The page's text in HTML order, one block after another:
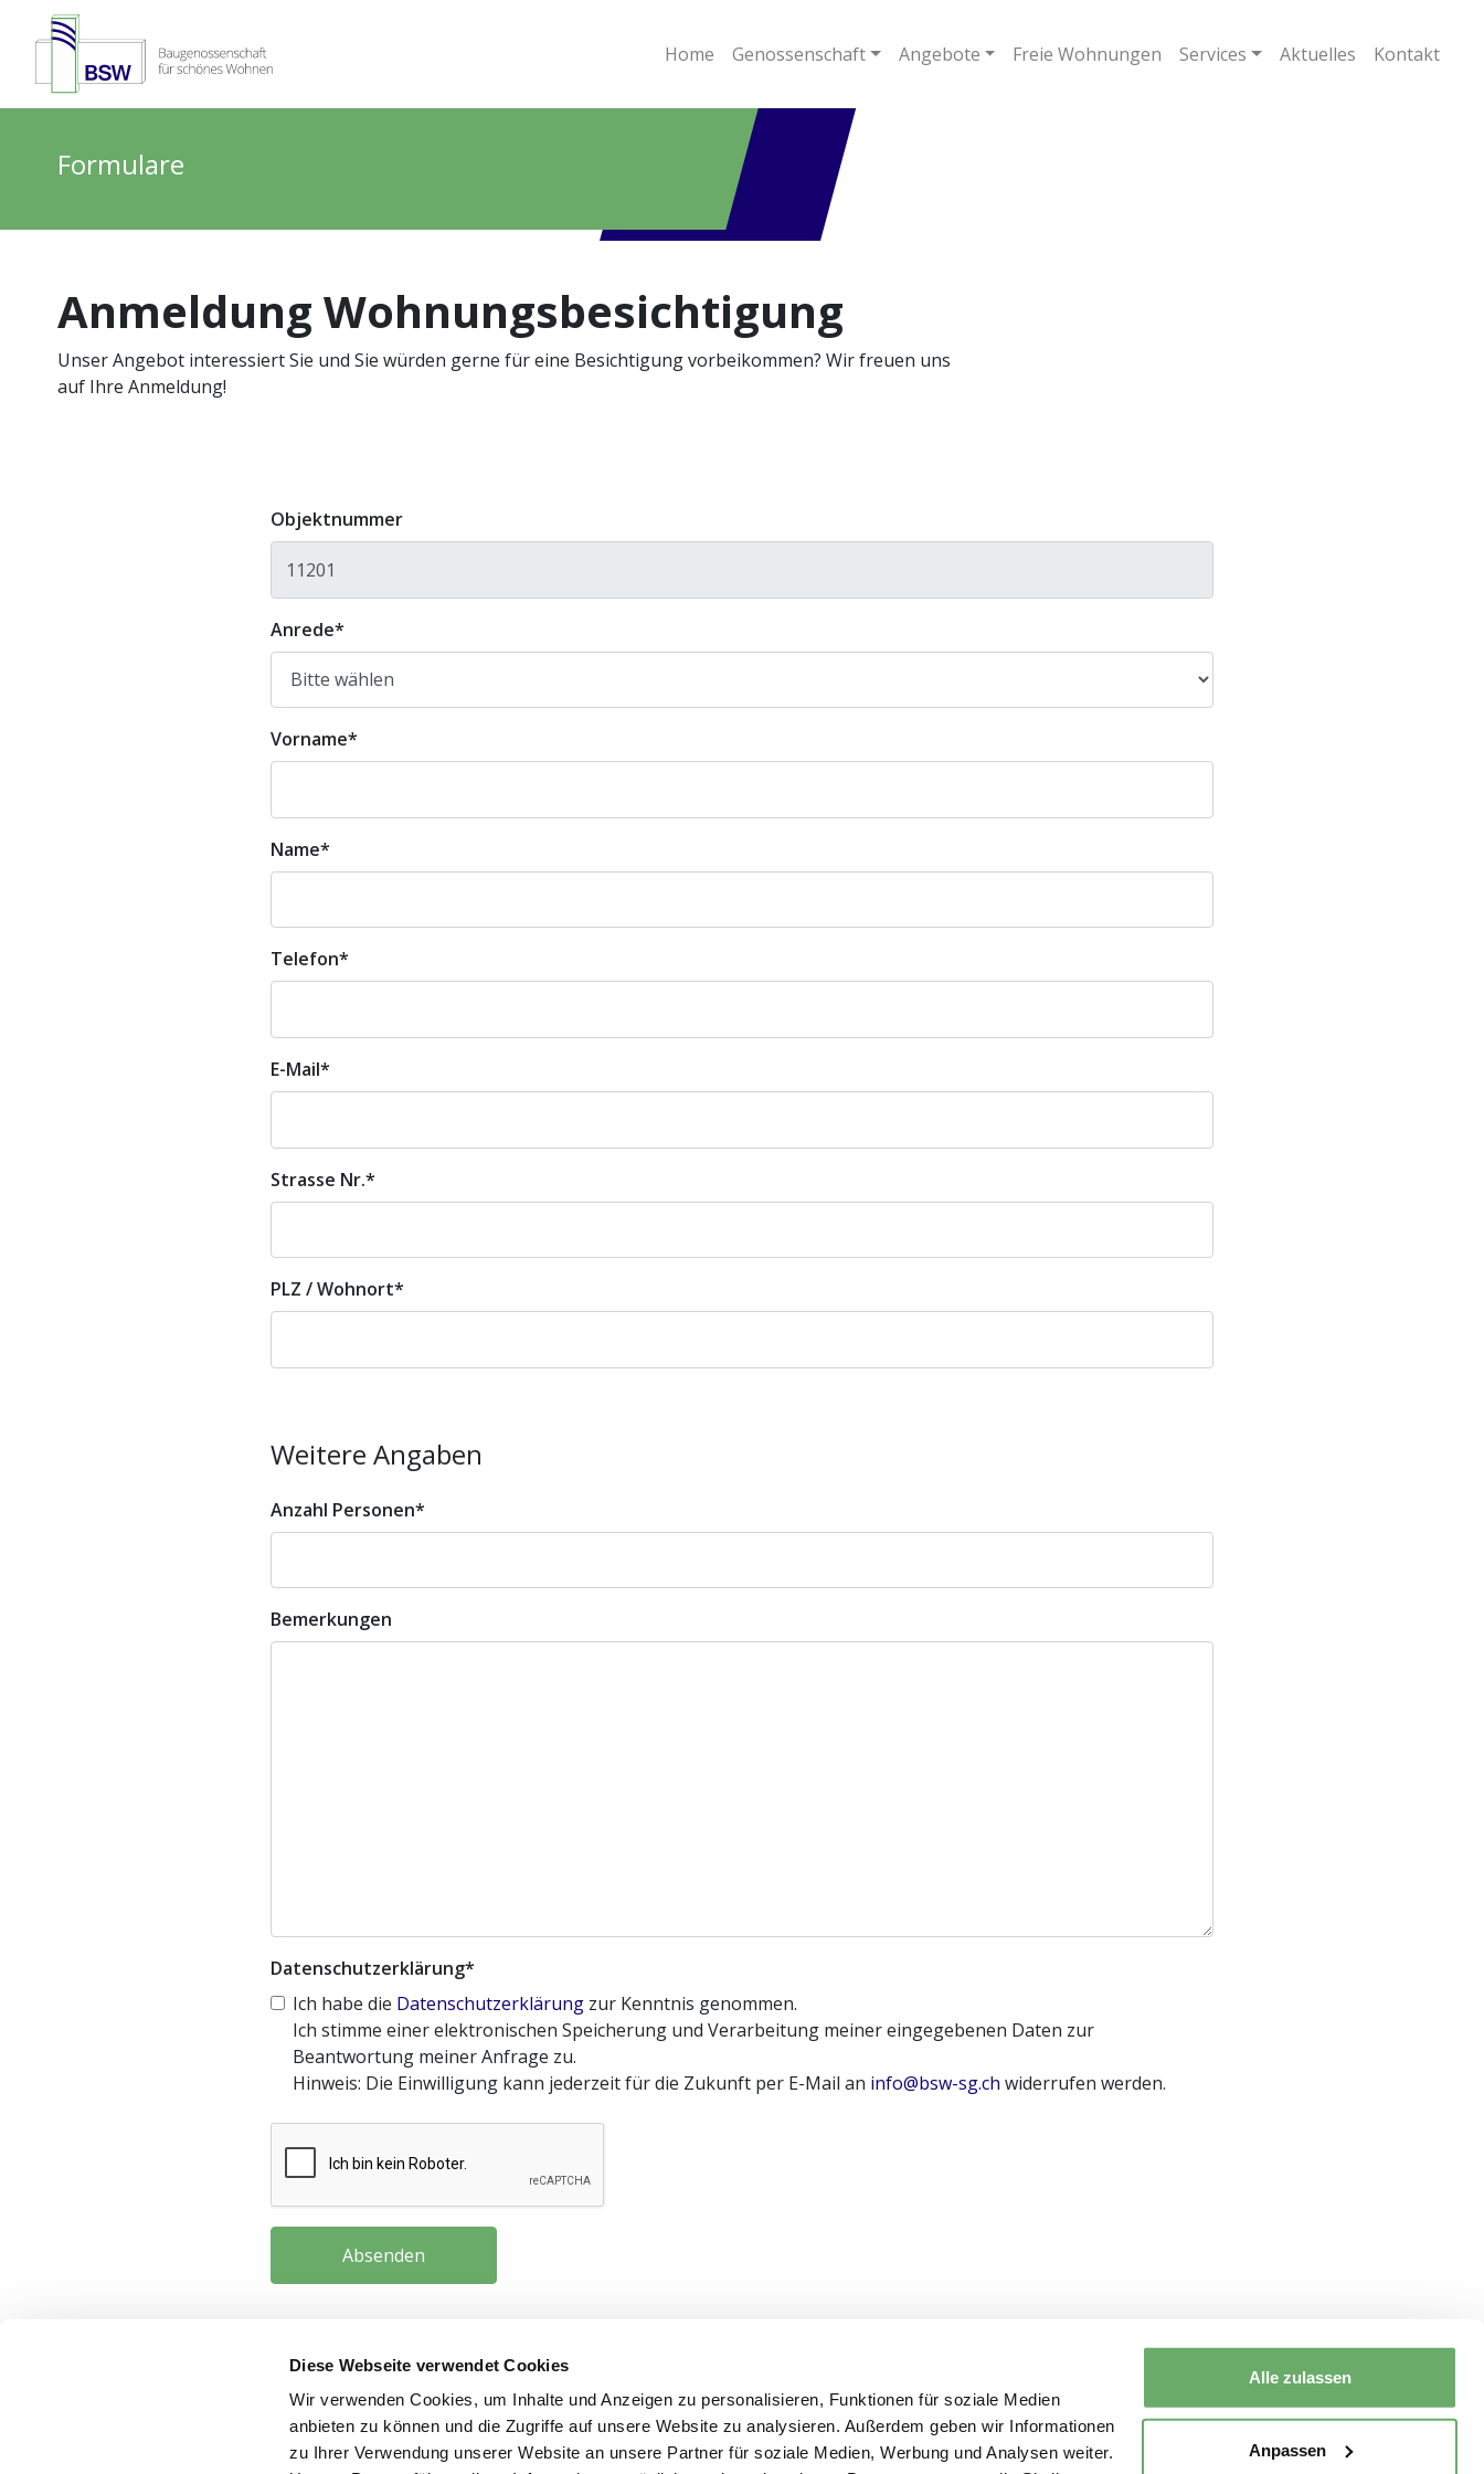
Diese Webseite verwendet Cookies
Wir verwenden Cookies, um Inhalte und Anzeigen zu personalisieren, Funktionen für soziale Medien
anbieten zu können und die Zugriffe auf unsere Website zu analysieren. Außerdem geben wir Informationen
zu Ihrer Verwendung unserer Website an unsere Partner für soziale Medien, Werbung und Analysen weiter.
Alle zulassen
Anpassen
Home Genossenschaft Angebote Freie Wohnungen Services Aktuelles Kontakt
Formulare
Anmeldung Wohnungsbesichtigung
Unser Angebot interessiert Sie und Sie würden gerne für eine Besichtigung vorbeikommen? Wir freuen uns
auf Ihre Anmeldung!
Objektnummer
Anrede*
Vorname*
Name*
Telefon*
E-Mail*
Strasse Nr.*
PLZ / Wohnort*
Weitere Angaben
Anzahl Personen*
Bemerkungen
Datenschutzerklärung*
Ich habe die Datenschutzerklärung zur Kenntnis genommen.
Ich stimme einer elektronischen Speicherung und Verarbeitung meiner eingegebenen Daten zur
Beantwortung meiner Anfrage zu.
Hinweis: Die Einwilligung kann jederzeit für die Zukunft per E-Mail an info@bsw-sg.ch widerrufen werden.